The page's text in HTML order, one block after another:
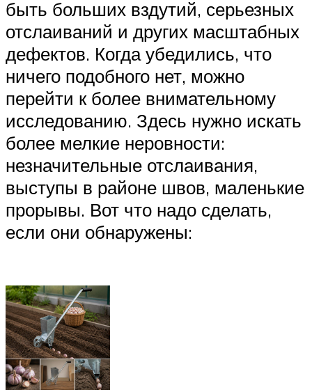
быть больших вздутий, серьезных
отслаиваний и других масштабных
дефектов. Когда убедились, что
ничего подобного нет, можно
перейти к более внимательному
исследованию. Здесь нужно искать
более мелкие неровности:
незначительные отслаивания,
выступы в районе швов, маленькие
прорывы. Вот что надо сделать,
если они обнаружены: